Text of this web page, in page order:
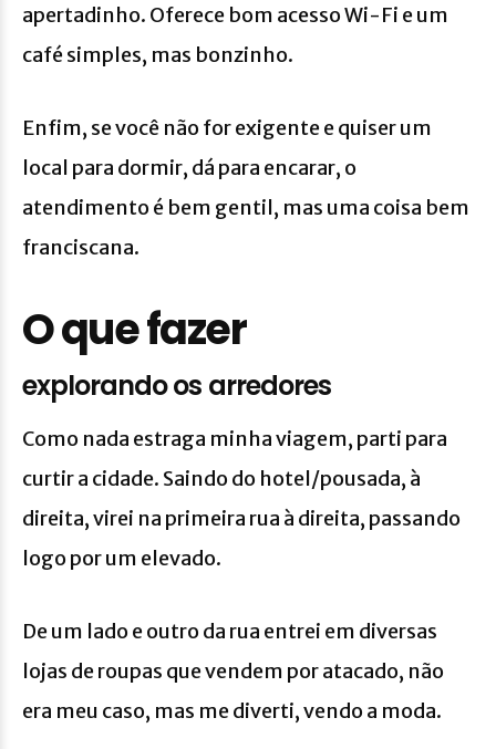
apertadinho. Oferece bom acesso Wi-Fi e um
café simples, mas bonzinho.
Enfim, se você não for exigente e quiser um
local para dormir, dá para encarar, o
atendimento é bem gentil, mas uma coisa bem
franciscana.
O que fazer
explorando os arredores
Como nada estraga minha viagem, parti para
curtir a cidade. Saindo do hotel/pousada, à
direita, virei na primeira rua à direita, passando
logo por um elevado.
De um lado e outro da rua entrei em diversas
lojas de roupas que vendem por atacado, não
era meu caso, mas me diverti, vendo a moda.